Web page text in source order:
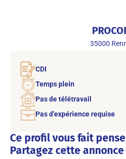
35000
CDI
Temps plein
Pas de télétravail
Pas d'expérience requise
Ce profil vous fait
Partagez cette annonce